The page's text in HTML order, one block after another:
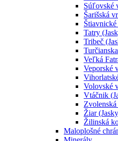
Súľovské
Šarišská
Tatry
Tribeč
Veľká
Veporské
Volovské
Vtáčnik
Žiar
Žilinská
Maloplošné